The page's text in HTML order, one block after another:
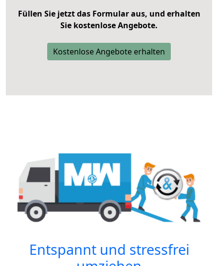
Füllen Sie jetzt das Formular aus, und erhalten
Sie kostenlose Angebote.
Kostenlose Angebote erhalten
Entspannt und stressfrei